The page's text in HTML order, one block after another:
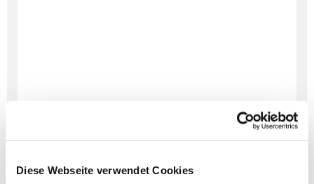
Diese Webseite verwendet Cookies